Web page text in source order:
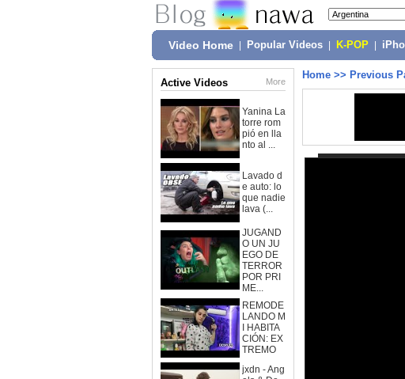
Video Home Popular Videos K-POP
Active Videos More
Yanina La
torre rom
pió en lla
nto al ...
Lavado d
e auto: lo
que nadie
lava (...
JUGAND
O UN JU
EGO DE
TERROR
POR PRI
ME...
REMODE
LANDO M
I HABITA
CIÓN: EX
TREMO
jxdn - Ang
Home >> Previous